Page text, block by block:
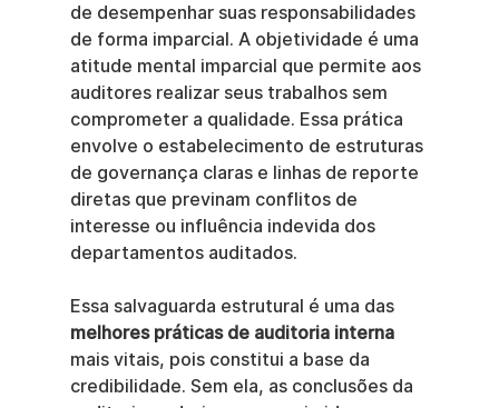
de desempenhar suas responsabilidades
de forma imparcial. A objetividade é uma
atitude mental imparcial que permite aos
auditores realizar seus trabalhos sem
comprometer a qualidade. Essa prática
envolve o estabelecimento de estruturas
de governança claras e linhas de reporte
diretas que previnam conflitos de
interesse ou influência indevida dos
departamentos auditados.
Essa salvaguarda estrutural é uma das
melhores práticas de auditoria interna
mais vitais, pois constitui a base da
credibilidade. Sem ela, as conclusões da